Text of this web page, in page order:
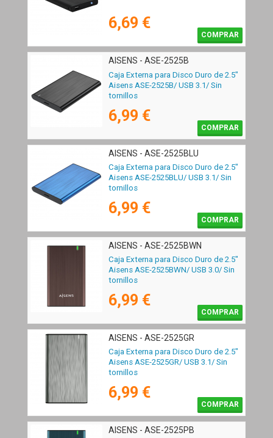
6,69 €
COMPRAR
AISENS - ASE-2525B
Caja Externa para Disco Duro de 2.5"
Aisens ASE-2525B/ USB 3.1/ Sin
tornillos
6,99 €
COMPRAR
AISENS - ASE-2525BLU
Caja Externa para Disco Duro de 2.5"
Aisens ASE-2525BLU/ USB 3.1/ Sin
tornillos
6,99 €
COMPRAR
AISENS - ASE-2525BWN
Caja Externa para Disco Duro de 2.5"
Aisens ASE-2525BWN/ USB 3.0/ Sin
tornillos
6,99 €
COMPRAR
AISENS - ASE-2525GR
Caja Externa para Disco Duro de 2.5"
Aisens ASE-2525GR/ USB 3.1/ Sin
tornillos
6,99 €
COMPRAR
AISENS - ASE-2525PB